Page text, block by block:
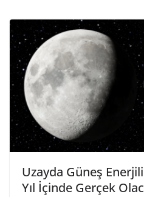
Uzayda Güneş
Yıl İçinde Gerçek